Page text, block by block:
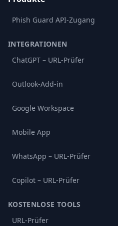
Phish Guard API-Zugang
INTEGRATIONEN
ChatGPT – URL-Prüfer
Outlook-Add-in
Google Workspace
Mobile App
WhatsApp – URL-Prüfer
Copilot – URL-Prüfer
KOSTENLOSE TOOLS
URL-Prüfer